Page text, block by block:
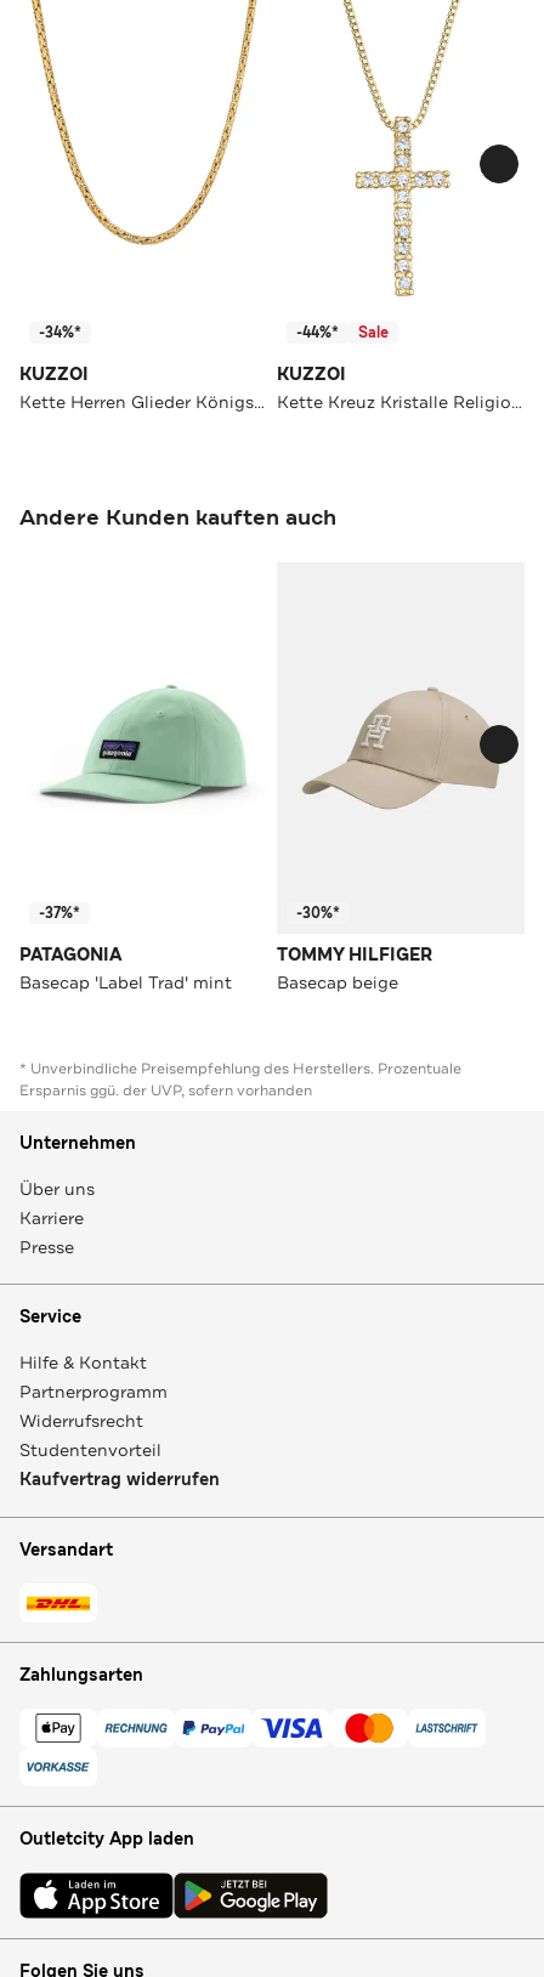
-34%*
KUZZOI
Kette Herren Glieder Königskette Massiv 925 Silber Gold
-44%* Sale
KUZZOI
Kette Kreuz Kristalle Religion 925 Silber Gold
Andere Kunden kauften auch
-37%*
PATAGONIA
Basecap 'Label Trad' mint
-30%*
TOMMY HILFIGER
Basecap beige
* Unverbindliche Preisempfehlung des Herstellers. Prozentuale
Ersparnis ggü. der UVP, sofern vorhanden
Unternehmen
Über uns
Karriere
Presse
Service
Hilfe & Kontakt
Partnerprogramm
Widerrufsrecht
Studentenvorteil
Kaufvertrag widerrufen
Versandart
Zahlungsarten
Outletcity App laden
Folgen Sie uns